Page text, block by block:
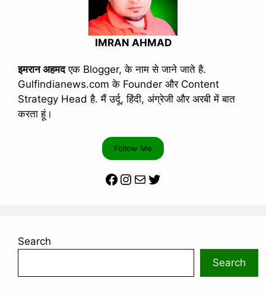
IMRAN AHMAD
इमरान अहमदएक Blogger, के नाम से जाने जाते है.
Gulfindianews.com के Founder और Content
Strategy Head है. मैं उर्दू, हिंदी, अंग्रेजी और अरबी में बात
करता हूं।
Follow Me
Facebook
Instagram
MailTwitter
Search
Search